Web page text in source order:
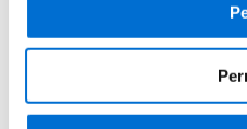
Matrícula oberta
Indústries Culturals: